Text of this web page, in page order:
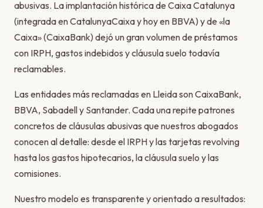
abusivas. La implantación histórica de Caixa Catalunya
(integrada en CatalunyaCaixa y hoy en BBVA) y de «la
Caixa» (CaixaBank) dejó un gran volumen de préstamos
con IRPH, gastos indebidos y cláusula suelo todavía
reclamables.
Las entidades más reclamadas en Lleida son CaixaBank,
BBVA, Sabadell y Santander. Cada una repite patrones
concretos de cláusulas abusivas que nuestros abogados
conocen al detalle: desde el IRPH y las tarjetas revolving
hasta los gastos hipotecarios, la cláusula suelo y las
comisiones.
Nuestro modelo es transparente y orientado a resultados: